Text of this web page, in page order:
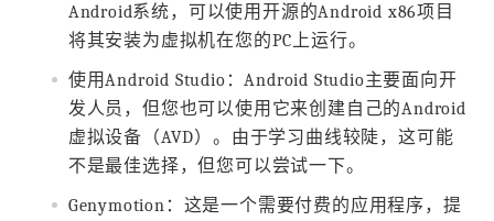
Android系统，可以使用开源的Android x86项目
将其安装为虚拟机在您的PC上运行。
使用Android Studio：Android Studio主要面向开
发人员，但您也可以使用它来创建自己的Android
虚拟设备（AVD）。由于学习曲线较陡，这可能
不是最佳选择，但您可以尝试一下。
Genymotion：这是一个需要付费的应用程序，提